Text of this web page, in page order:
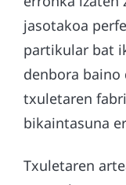
jasotakoa
partikular bat
denbora baino
txuletaren
bikaintasuna
Txuletaren